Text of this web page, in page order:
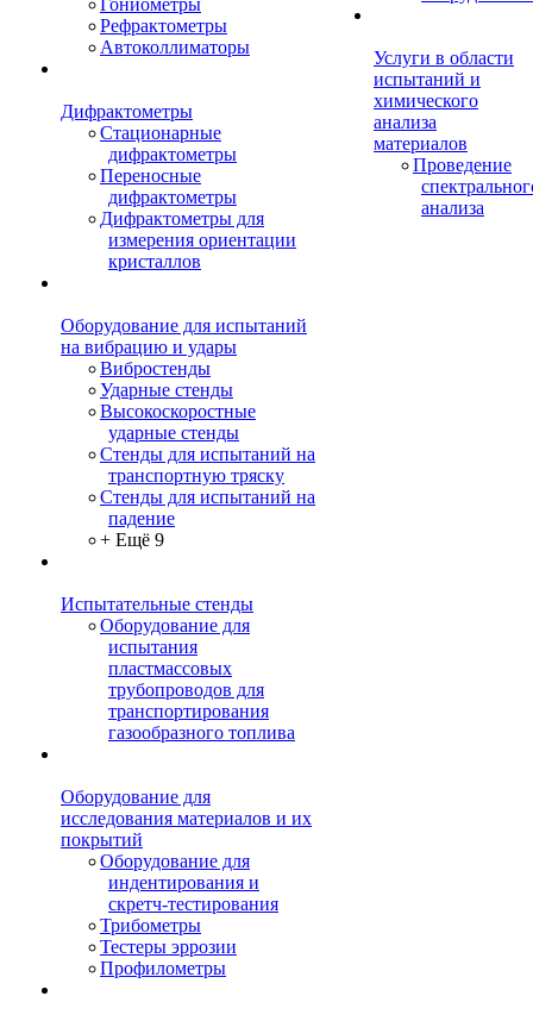
Гониометры
Рефрактометры
Автоколлиматоры
Дифрактометры
Стационарные
дифрактометры
Переносные
дифрактометры
Дифрактометры для
измерения ориентации
кристаллов
Оборудование для испытаний
на вибрацию и удары
Вибростенды
Ударные стенды
Высокоскоростные
ударные стенды
Стенды для испытаний на
транспортную тряску
Стенды для испытаний на
падение
+ Ещё 9
Испытательные стенды
Оборудование для
испытания
пластмассовых
трубопроводов для
транспортирования
газообразного топлива
Оборудование для
исследования материалов и их
покрытий
Оборудование для
индентирования и
скретч-тестирования
Трибометры
Тестеры эррозии
Профилометры
Услуги в области
испытаний и
химического
анализа
материалов
Проведение
анализа